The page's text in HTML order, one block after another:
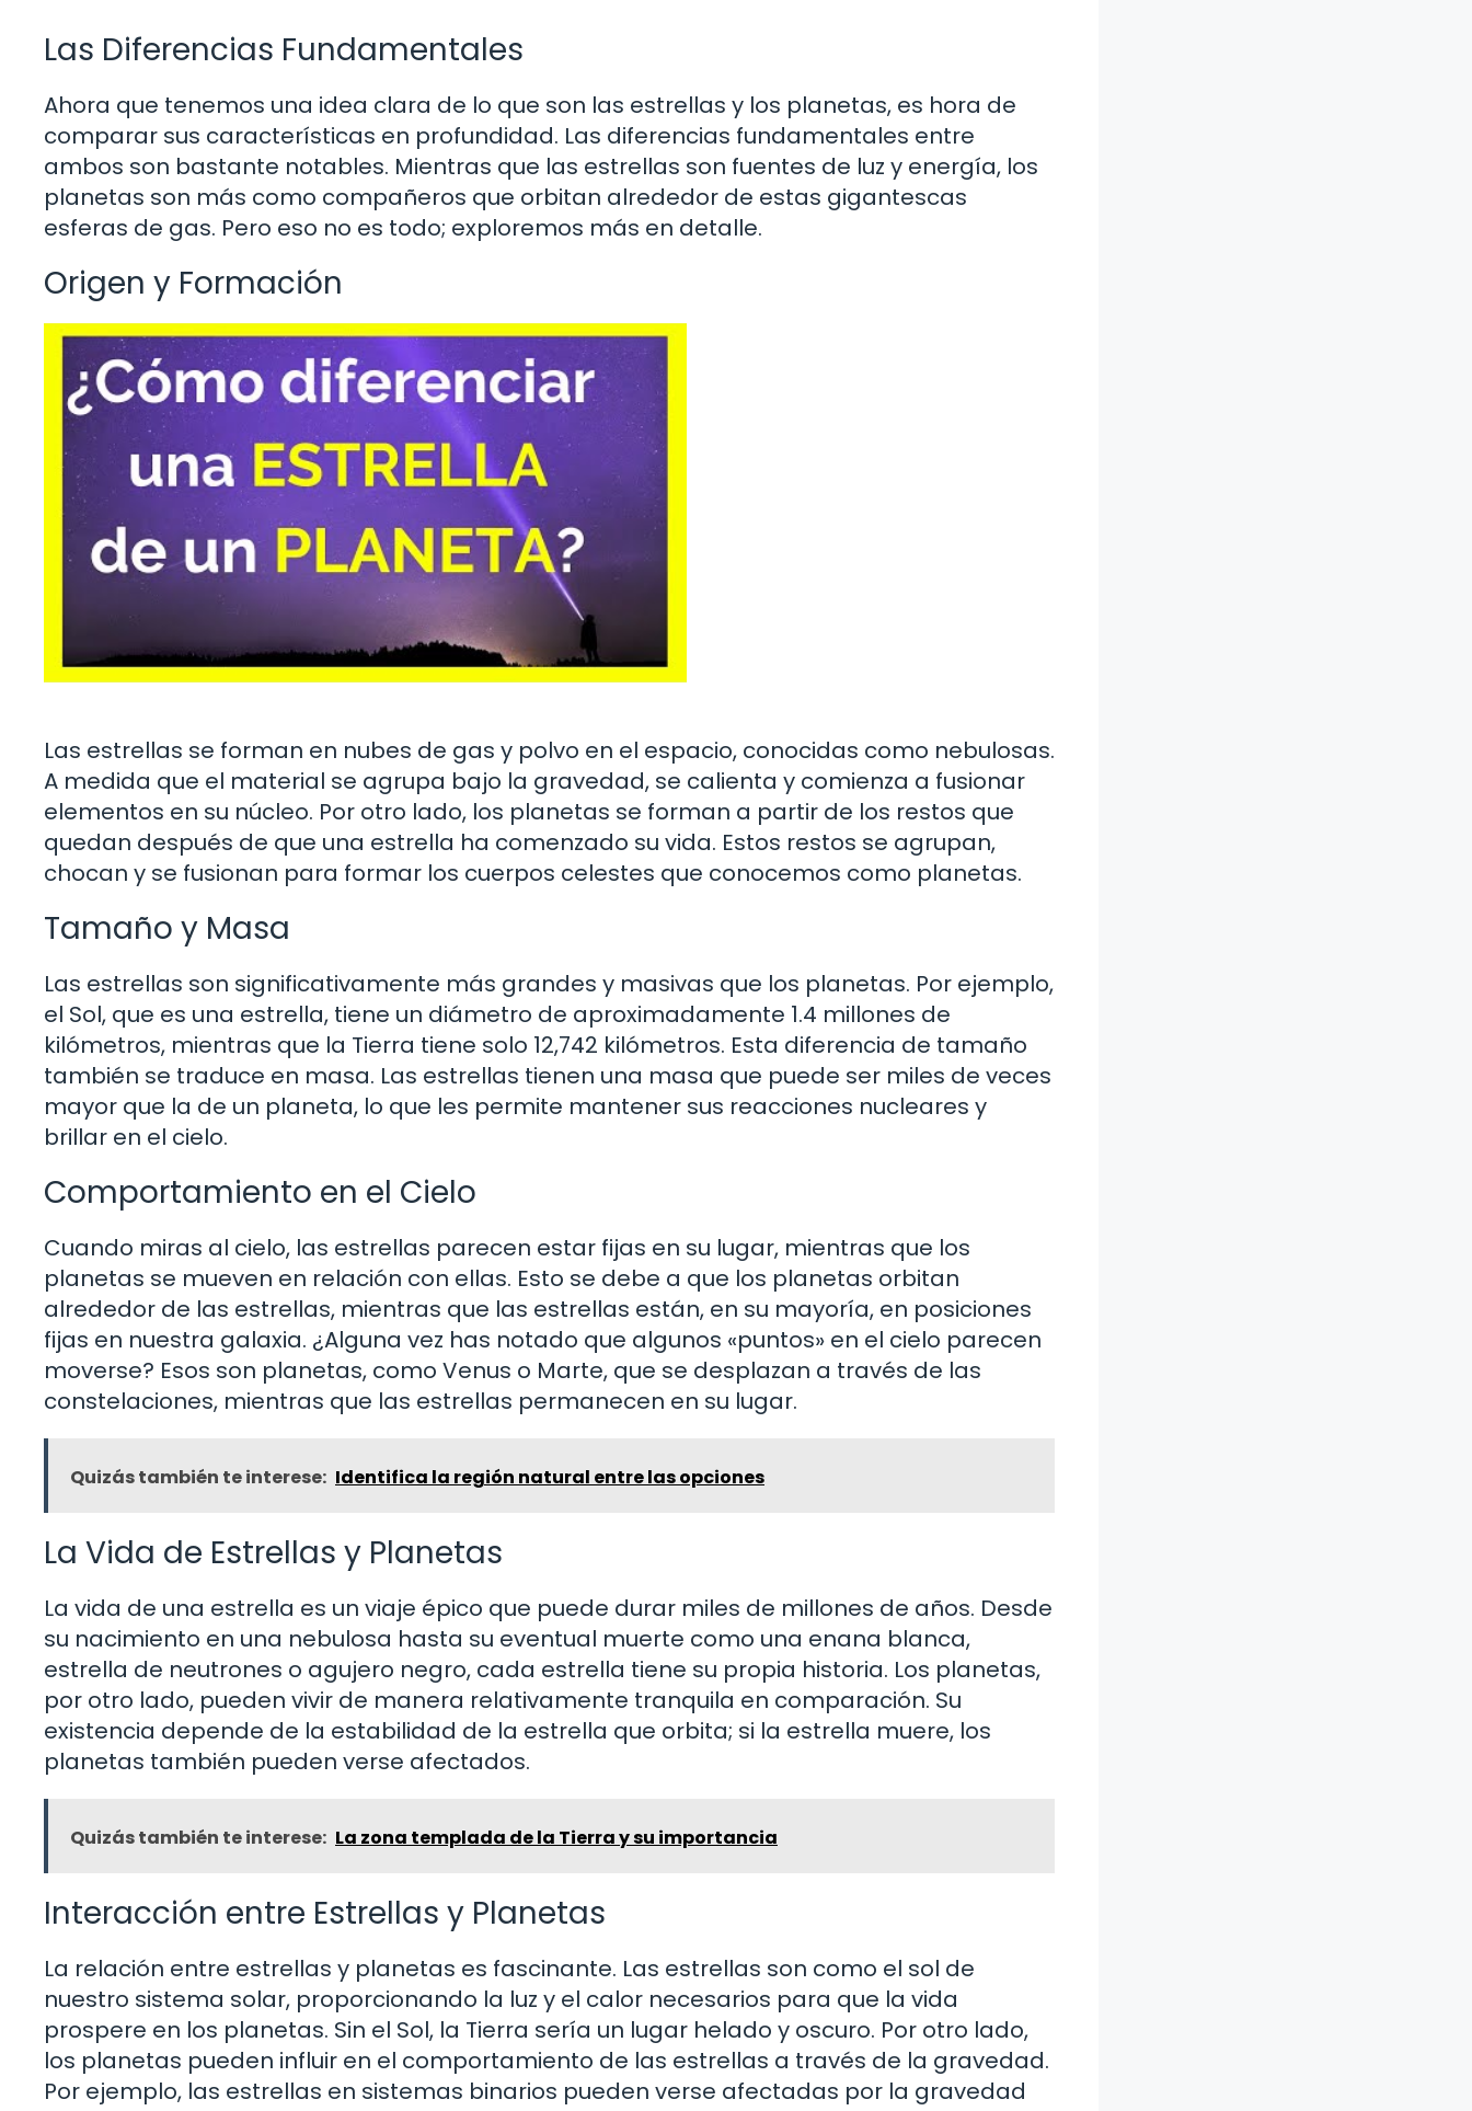
Las Diferencias Fundamentales
Ahora que tenemos una idea clara de lo que son las estrellas y los planetas, es hora de
comparar sus características en profundidad. Las diferencias fundamentales entre
ambos son bastante notables. Mientras que las estrellas son fuentes de luz y energía, los
planetas son más como compañeros que orbitan alrededor de estas gigantescas
esferas de gas. Pero eso no es todo; exploremos más en detalle.
Origen y Formación
Las estrellas se forman en nubes de gas y polvo en el espacio, conocidas como nebulosas.
A medida que el material se agrupa bajo la gravedad, se calienta y comienza a fusionar
elementos en su núcleo. Por otro lado, los planetas se forman a partir de los restos que
quedan después de que una estrella ha comenzado su vida. Estos restos se agrupan,
chocan y se fusionan para formar los cuerpos celestes que conocemos como planetas.
Tamaño y Masa
Las estrellas son significativamente más grandes y masivas que los planetas. Por ejemplo,
el Sol, que es una estrella, tiene un diámetro de aproximadamente 1.4 millones de
kilómetros, mientras que la Tierra tiene solo 12,742 kilómetros. Esta diferencia de tamaño
también se traduce en masa. Las estrellas tienen una masa que puede ser miles de veces
mayor que la de un planeta, lo que les permite mantener sus reacciones nucleares y
brillar en el cielo.
Comportamiento en el Cielo
Cuando miras al cielo, las estrellas parecen estar fijas en su lugar, mientras que los
planetas se mueven en relación con ellas. Esto se debe a que los planetas orbitan
alrededor de las estrellas, mientras que las estrellas están, en su mayoría, en posiciones
fijas en nuestra galaxia. ¿Alguna vez has notado que algunos «puntos» en el cielo parecen
moverse? Esos son planetas, como Venus o Marte, que se desplazan a través de las
constelaciones, mientras que las estrellas permanecen en su lugar.
Quizás también te interese: Identifica la región natural entre las opciones
La Vida de Estrellas y Planetas
La vida de una estrella es un viaje épico que puede durar miles de millones de años. Desde
su nacimiento en una nebulosa hasta su eventual muerte como una enana blanca,
estrella de neutrones o agujero negro, cada estrella tiene su propia historia. Los planetas,
por otro lado, pueden vivir de manera relativamente tranquila en comparación. Su
existencia depende de la estabilidad de la estrella que orbita; si la estrella muere, los
planetas también pueden verse afectados.
Quizás también te interese: La zona templada de la Tierra y su importancia
Interacción entre Estrellas y Planetas
La relación entre estrellas y planetas es fascinante. Las estrellas son como el sol de
nuestro sistema solar, proporcionando la luz y el calor necesarios para que la vida
prospere en los planetas. Sin el Sol, la Tierra sería un lugar helado y oscuro. Por otro lado,
los planetas pueden influir en el comportamiento de las estrellas a través de la gravedad.
Por ejemplo, las estrellas en sistemas binarios pueden verse afectadas por la gravedad